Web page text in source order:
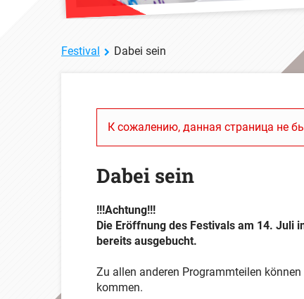
Festival Dabei sein
К сожалению, данная страница не
Dabei sein
!!!Achtung!!!
Die Eröffnung des Festivals am 14. Juli
bereits ausgebucht.
Zu allen anderen Programmteilen
kommen.